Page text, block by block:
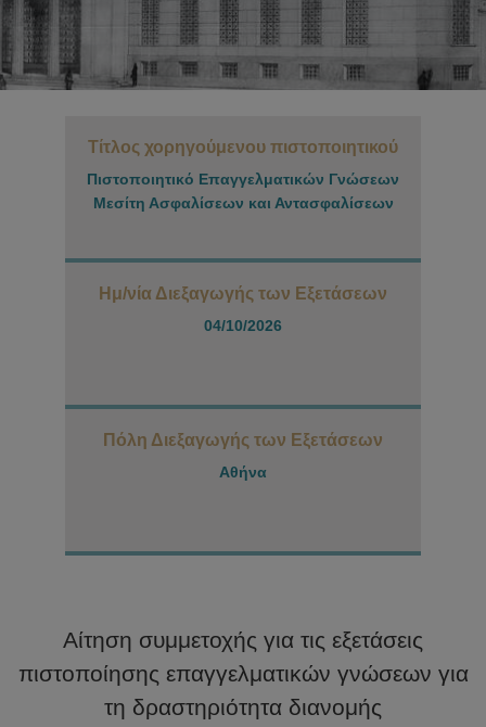
Τίτλος χορηγούμενου πιστοποιητικού
Πιστοποιητικό Επαγγελματικών Γνώσεων
Μεσίτη Ασφαλίσεων και Αντασφαλίσεων
Ημ/νία Διεξαγωγής των Εξετάσεων
04/10/2026
Πόλη Διεξαγωγής των Εξετάσεων
Αθήνα
Αίτηση συμμετοχής για τις εξετάσεις
πιστοποίησης επαγγελματικών γνώσεων για
τη δραστηριότητα διανομής